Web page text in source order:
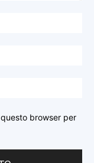
browser per